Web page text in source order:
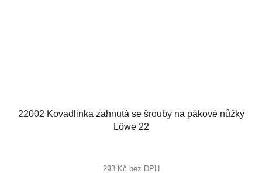
22002 Kovadlinka zahnutá se šrouby na pákové nůžky
Löwe 22
293 Kč bez DPH